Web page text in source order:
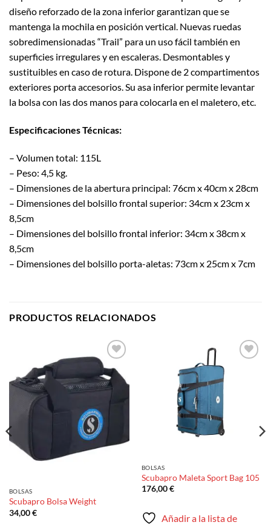
diseño reforzado de la zona inferior garantizan que se
mantenga la mochila en posición vertical. Nuevas ruedas
sobredimensionadas “Trail” para un uso fácil también en
superficies irregulares y en escaleras. Desmontables y
sustituibles en caso de rotura. Dispone de 2 compartimentos
exteriores porta accesorios. Su asa inferior permite levantar
la bolsa con las dos manos para colocarla en el maletero, etc.
Especificaciones Técnicas:
– Volumen total: 115L
– Peso: 4,5 kg.
– Dimensiones de la abertura principal: 76cm x 40cm x 28cm
– Dimensiones del bolsillo frontal superior: 34cm x 23cm x
8,5cm
– Dimensiones del bolsillo frontal inferior: 34cm x 38cm x
8,5cm
– Dimensiones del bolsillo porta-aletas: 73cm x 25cm x 7cm
PRODUCTOS RELACIONADOS
Añadir
a la
lista de
deseos
BOLSAS
Scubapro Bolsa Weight
34,00€
BOLSAS
Scubapro Maleta Sport Bag 105
176,00€
Añadir a la lista de